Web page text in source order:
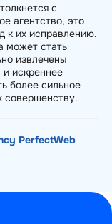
с
агентство, это
к их исправлению.
может стать
извлечены
искреннее
более сильное
совершенству.
PerfectWeb